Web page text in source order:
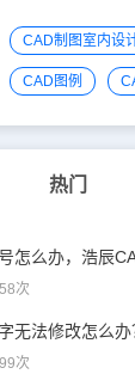
CAD制图室内设
CAD图例
热门
次
无法修改怎么办
次